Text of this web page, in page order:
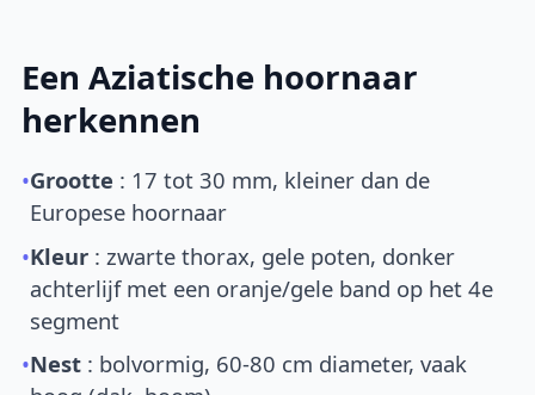
Een Aziatische hoornaar
herkennen
•Grootte : 17 tot 30 mm, kleiner dan de
Europese hoornaar
•Kleur : zwarte thorax, gele poten, donker
achterlijf met een oranje/gele band op het 4e
segment
•Nest : bolvormig, 60-80 cm diameter, vaak